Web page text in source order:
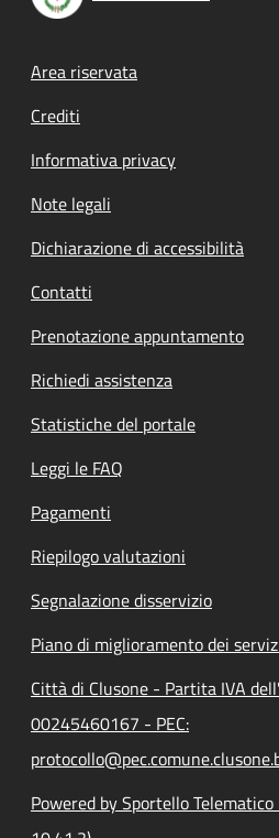
Footer menu
Area riservata
Crediti
Informativa privacy
Note legali
Dichiarazione di accessibilità
Contatti
Prenotazione appuntamento
Richiedi assistenza
Statistiche del portale
Leggi le FAQ
Pagamenti
Riepilogo valutazioni
Segnalazione disservizio
Piano di miglioramento dei
Città di Clusone - Partita IVA
00245460167 - PEC:
Powered by Sportello